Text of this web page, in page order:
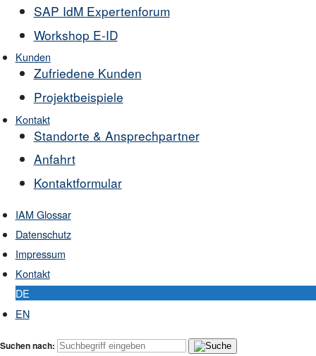
SAP IdM Expertenforum
Workshop E-ID
Kunden
Zufriedene Kunden
Projektbeispiele
Kontakt
Standorte & Ansprechpartner
Anfahrt
Kontaktformular
IAM Glossar
Datenschutz
Impressum
Kontakt
DE
EN
Suchen nach: